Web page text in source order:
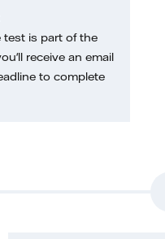
test is part of the
receive an email
to complete